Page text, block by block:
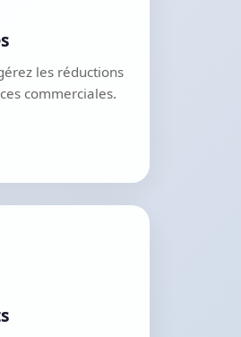
les réductions
commerciales.